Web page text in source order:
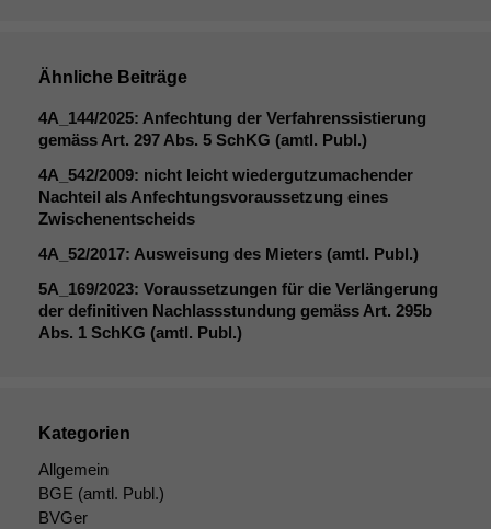
Ähnliche Beiträge
4A_144/2025: Anfechtung der Verfahrenssistierung
gemäss Art. 297 Abs. 5 SchKG (amtl. Publ.)
4A_542/2009: nicht leicht wiedergutzumachender
Nachteil als Anfechtungsvoraussetzung eines
Zwischenentscheids
4A_52/2017: Ausweisung des Mieters (amtl. Publ.)
5A_169/2023: Voraussetzungen für die Verlängerung
der definitiven Nachlassstundung gemäss Art. 295b
Abs. 1 SchKG (amtl. Publ.)
Kategorien
Allgemein
BGE (amtl. Publ.)
BVGer
Statistiken
Um unsere
Website zu
verbessern,
zeichnen
statistische
Daten auf.